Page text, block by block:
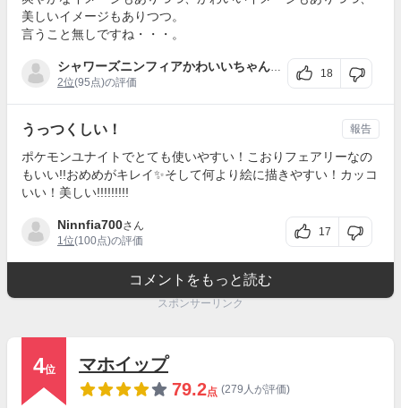
美しいイメージもありつつ。
言うこと無しですね・・・。
シャワーズニンフィアかわいいちゃん
さん
2位(95点)の評価
18
うっつくしい！
ポケモンユナイトでとても使いやすい！こおりフェアリーなの
もいい!!おめめがキレイ✨そして何より絵に描きやすい！カッコ
いい！美しい!!!!!!!!!
Ninnfia700さん
1位(100点)の評価
17
報告
コメントをもっと読む
スポンサーリンク
4位
マホイップ
79.2点 (279人が評価)